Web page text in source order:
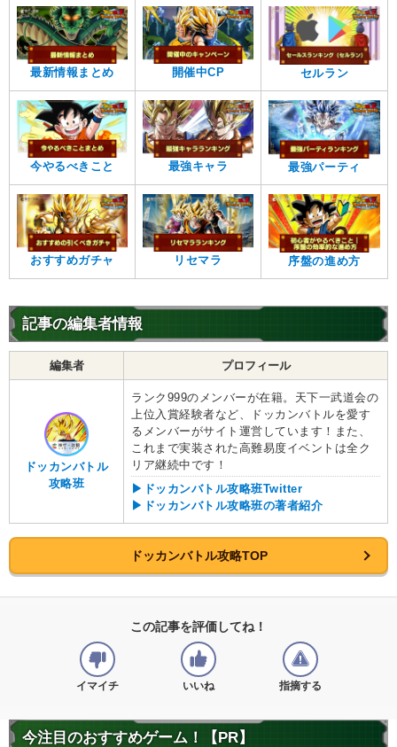
最新情報まとめ 開催中CP セルラン
今やるべきこと 最強キャラ 最強パーティ
おすすめガチャ リセマラ 序盤の進め方
記事の編集者情報
編集者 プロフィール
ドッカンバトル
攻略班
ランク999のメンバーが在籍。天下一武道会の
上位入賞経験者など、ドッカンバトルを愛す
るメンバーがサイト運営しています！また、
これまで実装された高難易度イベントは全ク
リア継続中です！
▶ドッカンバトル攻略班Twitter
▶ドッカンバトル攻略班の著者紹介
ドッカンバトル攻略TOP
この記事を評価してね！
イマイチ いいね 指摘する
今注目のおすすめゲーム！【PR】